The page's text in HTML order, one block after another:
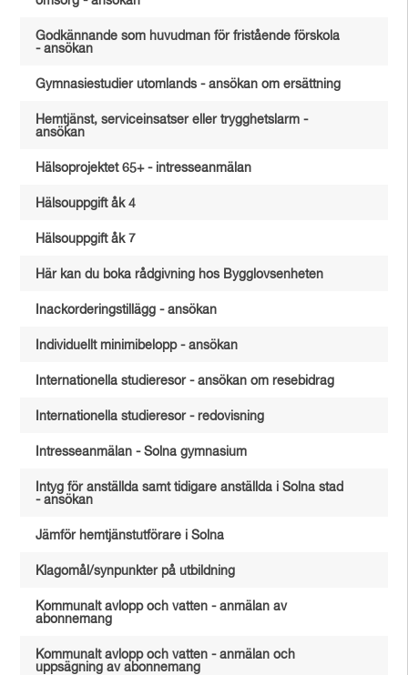
Godkännande som huvudman för fristående förskola
- ansökan
Gymnasiestudier utomlands - ansökan om ersättning
Hemtjänst, serviceinsatser eller trygghetslarm -
ansökan
Hälsoprojektet 65+ - intresseanmälan
Hälsouppgift åk 4
Hälsouppgift åk 7
Här kan du boka rådgivning hos Bygglovsenheten
Inackorderingstillägg - ansökan
Individuellt minimibelopp - ansökan
Internationella studieresor - ansökan om resebidrag
Internationella studieresor - redovisning
Intresseanmälan - Solna gymnasium
Intyg för anställda samt tidigare anställda i Solna stad
- ansökan
Jämför hemtjänstutförare i Solna
Klagomål/synpunkter på utbildning
Kommunalt avlopp och vatten - anmälan av
abonnemang
Kommunalt avlopp och vatten - anmälan och
uppsägning av abonnemang